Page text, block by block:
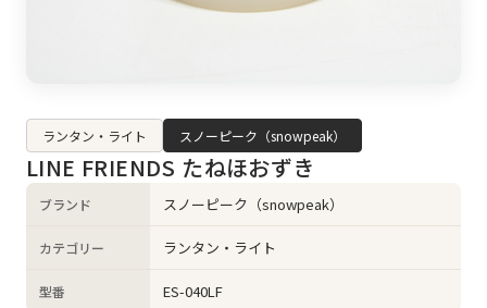
ランタン・ライト スノーピーク（snowpeak）
LINE FRIENDS たねほおずき
ブランド スノーピーク（snowpeak）
カテゴリー ランタン・ライト
型番 ES-040LF